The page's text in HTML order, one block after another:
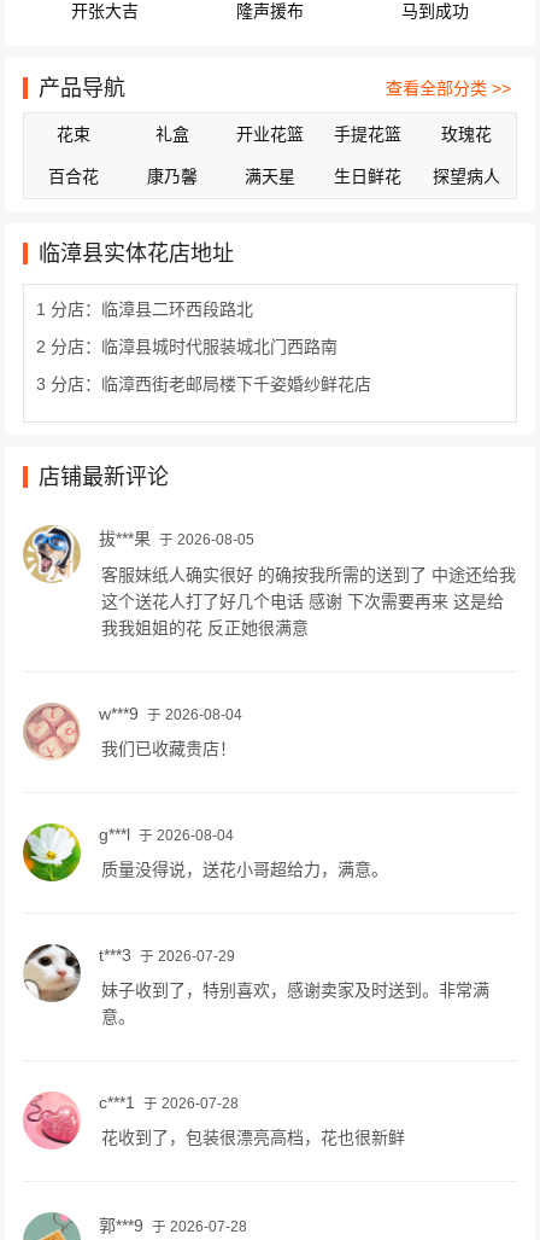
开张大吉 隆声援布 马到成功
产品导航 查看全部分类 >>
花束 礼盒 开业花篮 手提花篮 玫瑰花
百合花 康乃馨 满天星 生日鲜花 探望病人
临漳县实体花店地址
1 分店：临漳县二环西段路北
2 分店：临漳县城时代服装城北门西路南
3 分店：临漳西街老邮局楼下千姿婚纱鲜花店
店铺最新评论
拔***果 于 2026-08-05
客服妹纸人确实很好 的确按我所需的送到了 中途还给我
这个送花人打了好几个电话 感谢 下次需要再来 这是给
我我姐姐的花 反正她很满意
w***9 于 2026-08-04
我们已收藏贵店！
g***l 于 2026-08-04
质量没得说，送花小哥超给力，满意。
t***3 于 2026-07-29
妹子收到了，特别喜欢，感谢卖家及时送到。非常满
意。
c***1 于 2026-07-28
花收到了，包装很漂亮高档，花也很新鲜
郭***9 于 2026-07-28